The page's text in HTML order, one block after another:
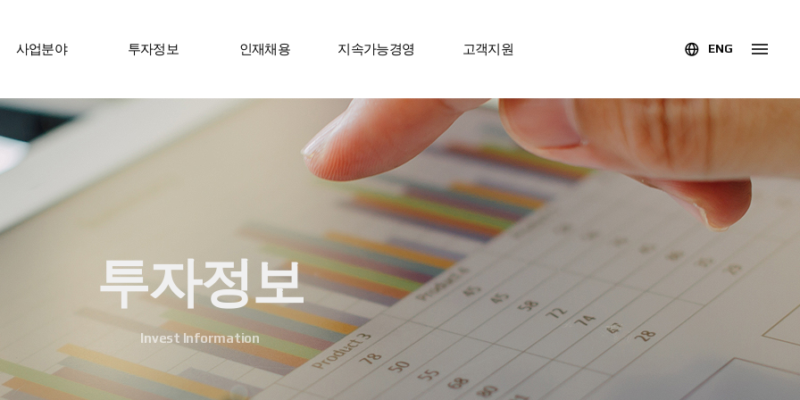
ENG
사업분야 투자정보 인재채용 지속가능경영 고객지원
투자정보
Invest Information